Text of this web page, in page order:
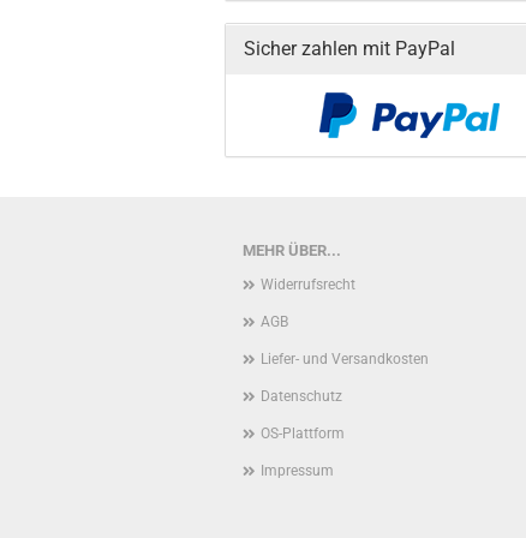
Sicher zahlen mit PayPal
MEHR ÜBER...
Widerrufsrecht
AGB
Liefer- und Versandkosten
Datenschutz
OS-Plattform
Impressum